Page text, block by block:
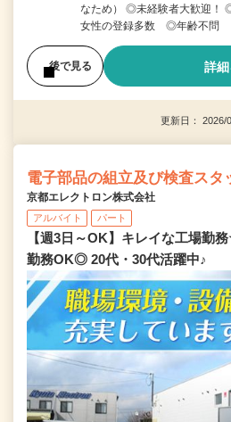
なため） ◎未経験者大歓迎！
女性の登録多数 ◎年齢不問
後で見る 詳
更新日：
電子部品の組立及び検査スタ
京都エレクトロン株式会社
アルバイト パート
【週3日～OK】キレイな工場勤
勤務OK◎ 20代・30代活躍中♪